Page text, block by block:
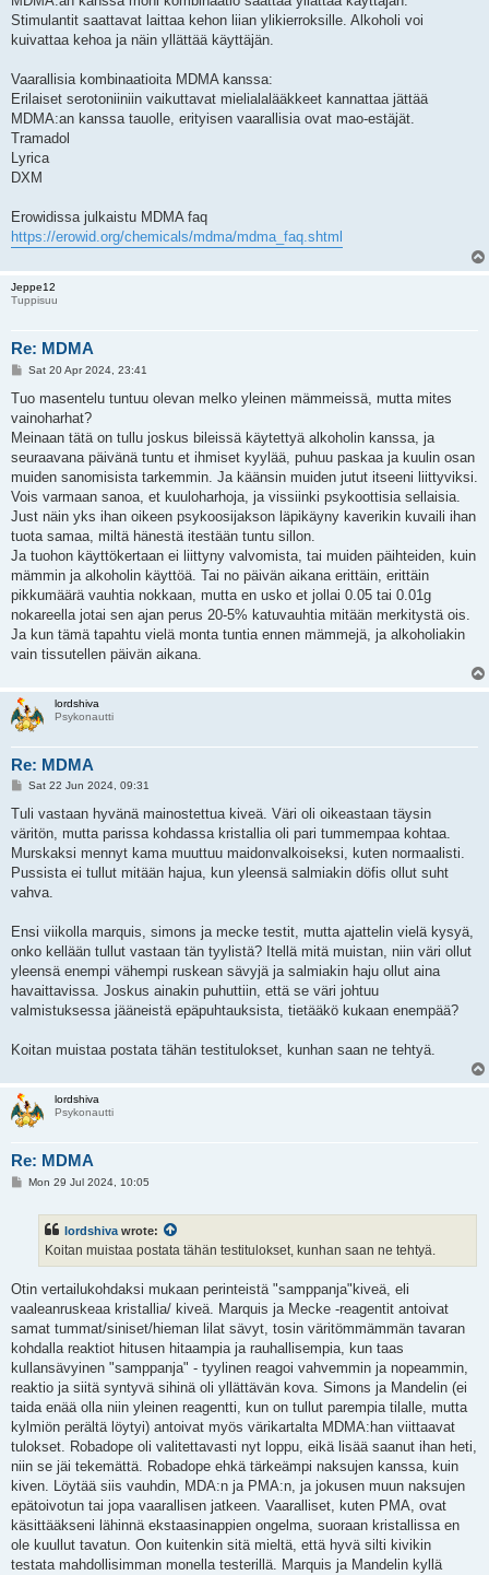
Stimulantit saattavat laittaa kehon liian ylikierroksille. Alkoholi voi
kuivattaa kehoa ja näin yllättää käyttäjän.
Vaarallisia kombinaatioita MDMA kanssa:
Erilaiset serotoniiniin vaikuttavat mielialalääkkeet kannattaa jättää
MDMA:an kanssa tauolle, erityisen vaarallisia ovat mao-estäjät.
Tramadol
Lyrica
DXM
Erowidissa julkaistu MDMA faq
https://erowid.org/chemicals/mdma/mdma_faq.shtml
Jeppe12
Tuppisuu
Re: MDMA
P
s
Sat 20 Apr 2024, 23:41
Tuo masentelu tuntuu olevan melko yleinen mämmeissä, mutta mites
vainoharhat?
Meinaan tätä on tullu joskus bileissä käytettyä alkoholin kanssa, ja
seuraavana päivänä tuntu et ihmiset kyylää, puhuu paskaa ja kuulin osan
muiden sanomisista tarkemmin. Ja käänsin muiden jutut itseeni liittyviksi.
Vois varmaan sanoa, et kuuloharhoja, ja vissiinki psykoottisia sellaisia.
Just näin yks ihan oikeen psykoosijakson läpikäyny kaverikin kuvaili ihan
tuota samaa, miltä hänestä itestään tuntu sillon.
Ja tuohon käyttökertaan ei liittyny valvomista, tai muiden päihteiden, kuin
mämmin ja alkoholin käyttöä. Tai no päivän aikana erittäin, erittäin
pikkumäärä vauhtia nokkaan, mutta en usko et jollai 0.05 tai 0.01g
nokareella jotai sen ajan perus 20-5% katuvauhtia mitään merkitystä ois.
Ja kun tämä tapahtu vielä monta tuntia ennen mämmejä, ja alkoholiakin
vain tissutellen päivän aikana.
lordshiva
Psykonautti
Re: MDMA
P
s
Sat 22 Jun 2024, 09:31
Tuli vastaan hyvänä mainostettua kiveä. Väri oli oikeastaan täysin
väritön, mutta parissa kohdassa kristallia oli pari tummempaa kohtaa.
Murskaksi mennyt kama muuttuu maidonvalkoiseksi, kuten normaalisti.
Pussista ei tullut mitään hajua, kun yleensä salmiakin döfis ollut suht
vahva.
Ensi viikolla marquis, simons ja mecke testit, mutta ajattelin vielä kysyä,
onko kellään tullut vastaan tän tyylistä? Itellä mitä muistan, niin väri ollut
yleensä enempi vähempi ruskean sävyjä ja salmiakin haju ollut aina
havaittavissa. Joskus ainakin puhuttiin, että se väri johtuu
valmistuksessa jääneistä epäpuhtauksista, tietääkö kukaan enempää?
Koitan muistaa postata tähän testitulokset, kunhan saan ne tehtyä.
lordshiva
Psykonautti
Re: MDMA
PMon 29 Jul 2024, 10:05
lordshiva wrote:
Koitan muistaa postata tähän testitulokset, kunhan saan ne tehtyä.
Otin vertailukohdaksi mukaan perinteistä "samppanja"kiveä, eli
vaaleanruskeaa kristallia/ kiveä. Marquis ja Mecke -reagentit antoivat
samat tummat/siniset/hieman lilat sävyt, tosin väritömmämmän tavaran
kohdalla reaktiot hitusen hitaampia ja rauhallisempia, kun taas
kullansävyinen "samppanja" - tyylinen reagoi vahvemmin ja nopeammin,
reaktio ja siitä syntyvä sihinä oli yllättävän kova. Simons ja Mandelin (ei
taida enää olla niin yleinen reagentti, kun on tullut parempia tilalle, mutta
kylmiön perältä löytyi) antoivat myös värikartalta MDMA:han viittaavat
tulokset. Robadope oli valitettavasti nyt loppu, eikä lisää saanut ihan heti,
niin se jäi tekemättä. Robadope ehkä tärkeämpi naksujen kanssa, kuin
kiven. Löytää siis vauhdin, MDA:n ja PMA:n, ja jokusen muun naksujen
epätoivotun tai jopa vaarallisen jatkeen. Vaaralliset, kuten PMA, ovat
käsittääkseni lähinnä ekstaasinappien ongelma, suoraan kristallissa en
ole kuullut tavatun. Oon kuitenkin sitä mieltä, että hyvä silti kivikin
testata mahdollisimman monella testerillä. Marquis ja Mandelin kyllä